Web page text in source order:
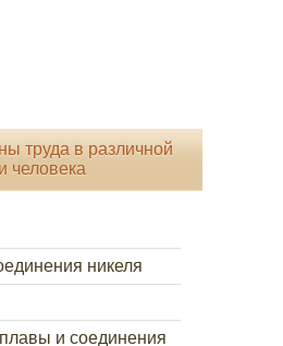
труда в различной
человека
никеля
и соединения